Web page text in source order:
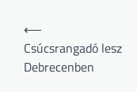
Bejegyzés
navigáció
⟵
Csúcsrangadó lesz
Debrecenben